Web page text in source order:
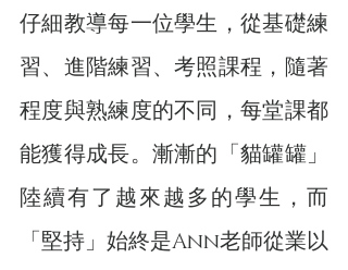
仔細教導每一位學生，從基礎練
習、進階練習、考照課程，隨著
程度與熟練度的不同，每堂課都
能獲得成長。漸漸的「貓罐罐」
陸續有了越來越多的學生，而
「堅持」始終是Ann老師從業以